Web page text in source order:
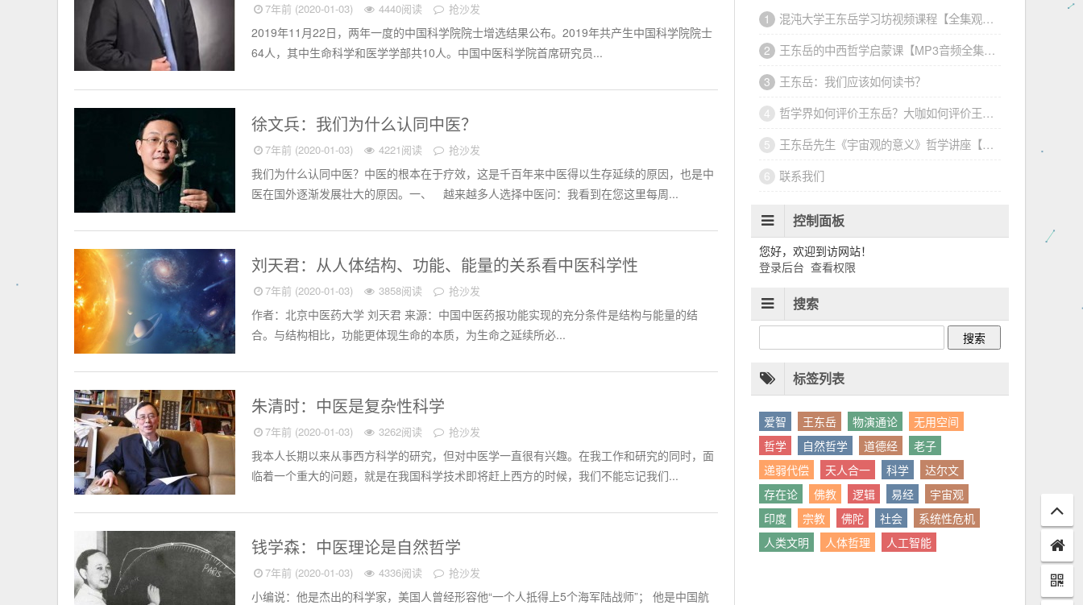
7年前 (2020-01-03) 4440阅读 抢沙发
2019年11月22日，两年一度的中国科学院院士增选结果公布。2019年共产生中国科学院院士
64人，其中生命科学和医学学部共10人。中国中医科学院首席研究员...
徐文兵：我们为什么认同中医？
7年前 (2020-01-03) 4221阅读 抢沙发
我们为什么认同中医？中医的根本在于疗效，这是千百年来中医得以生存延续的原因，也是中
医在国外逐渐发展壮大的原因。一、 越来越多人选择中医问：我看到在您这里每周...
中西医学 刘天君：从人体结构、功能、能量的关系看中医科学性
7年前 (2020-01-03) 3858阅读 抢沙发
作者：北京中医药大学 刘天君 来源：中国中医药报功能实现的充分条件是结构与能量的结
合。与结构相比，功能更体现生命的本质，为生命之延续所必...
中西医学 朱清时：中医是复杂性科学
7年前 (2020-01-03) 3262阅读 抢沙发
我本人长期以来从事西方科学的研究，但对中医学一直很有兴趣。在我工作和研究的同时，面
临着一个重大的问题，就是在我国科学技术即将赶上西方的时候，我们不能忘记我们...
中西医学 钱学森：中医理论是自然哲学
7年前 (2020-01-03) 4336阅读 抢沙发
小编说：他是杰出的科学家，美国人曾经形容他“一个人抵得上5个海军陆战师”； 他是中国航
1 混沌大学王东岳学习坊视频课程【全集观看下载】
2 王东岳的中西哲学启蒙课【MP3音频全集收听下载】
3 王东岳：我们应该如何读书？
4 哲学界如何评价王东岳？大咖如何评价王东岳？
5 王东岳先生《宇宙观的意义》哲学讲座【视频】
6 联系我们
控制面板
您好，欢迎到访网站！
登录后台 查看权限
搜索
标签列表
爱智 王东岳 物演通论
无用空间
哲学
自然哲学 道德经
老子
递弱代偿
天人合一 科学
达尔文
存在论
佛教 逻辑 易经
宇宙观
印度
宗教 佛陀 社会
系统性危机
人类文明
人体哲理 人工智能